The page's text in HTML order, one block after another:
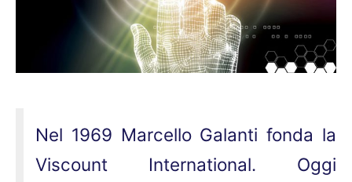
Nel 1969 Marcello Galanti fonda la
Viscount International. Oggi